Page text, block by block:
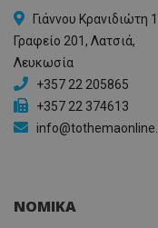
Γιάννου Κρανιδιώτη
Γραφείο 201, Λατσιά,
Λευκωσία
+357 22 205865
+357 22 374613
ΝΟΜΙΚΑ